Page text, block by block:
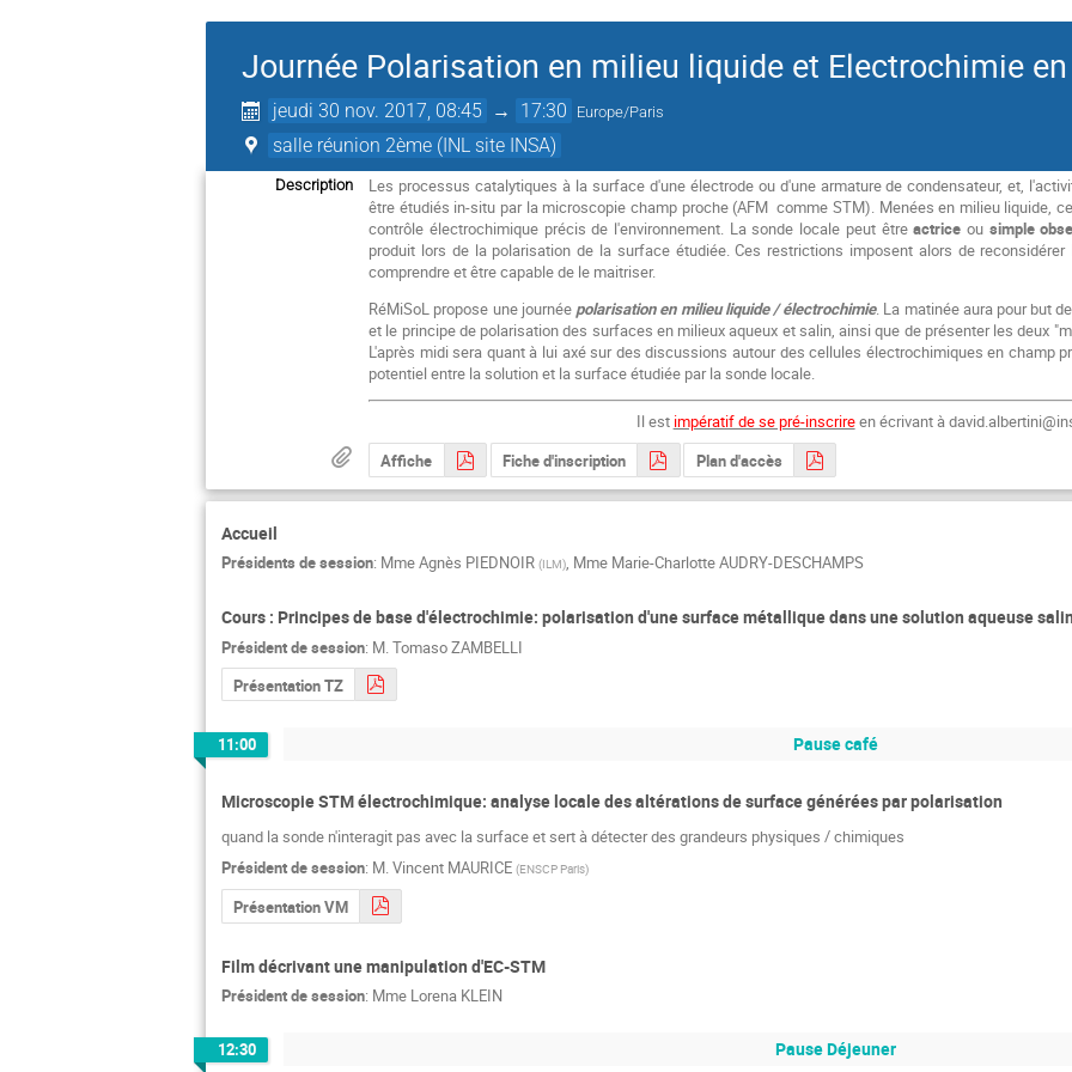
Journée Polarisation en milieu liquide et Electrochimie
jeudi 30 nov. 2017, 08:45 → 17:30 Europe/Paris
salle réunion 2ème (INL site INSA)
Description
Les processus catalytiques à la surface d'une électrode ou d'une armature de condensateur, et,
être étudiés in-situ par la microscopie champ proche (AFM comme STM). Menées en milieu liquide,
contrôle électrochimique précis de l'environnement. La sonde locale peut êtreactrice ou simple
produit lors de la polarisation de la surface étudiée. Ces restrictions imposent alors de
comprendre et être capable de le maitriser.
RéMiSoL propose une journée polarisation en milieu liquide / électrochimie. La matinée aura pour but
et le principe de polarisation des surfaces en milieux aqueux et salin, ainsi que de présenter les deux
L'après midi sera quant à lui axé sur des discussions autour des cellules électrochimiques en champ
potentiel entre la solution et la surface étudiée par la sonde locale.
Il est impératif de se pré-inscrireen écrivant à
Affiche
Fiche d'inscription Plan d'accès
Accueil
Présidents de session: MmeAgnès PIEDNOIR (ILM), Mme Marie-Charlotte AUDRY-DESCHAMPS
Cours : Principes de base d'électrochimie: polarisation d'une surface métallique dans une solution aqueuse
Président de session: M.Tomaso ZAMBELLI
Présentation TZ
11:00 Pause café
Microscopie STM électrochimique: analyse locale des altérations de surface générées par polarisation
quand la sonde n'interagit pas avec la surface et sert à détecter des grandeurs physiques / chimiques
Président de session: M.Vincent MAURICE (ENSCP Paris)
Présentation VM
Film décrivant une manipulation d'EC-STM
Président de session: Mme Lorena KLEIN
12:30 Pause Déjeuner